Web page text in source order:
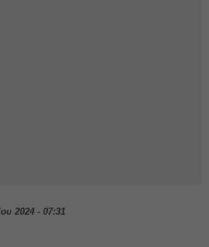
2024 - 07:31